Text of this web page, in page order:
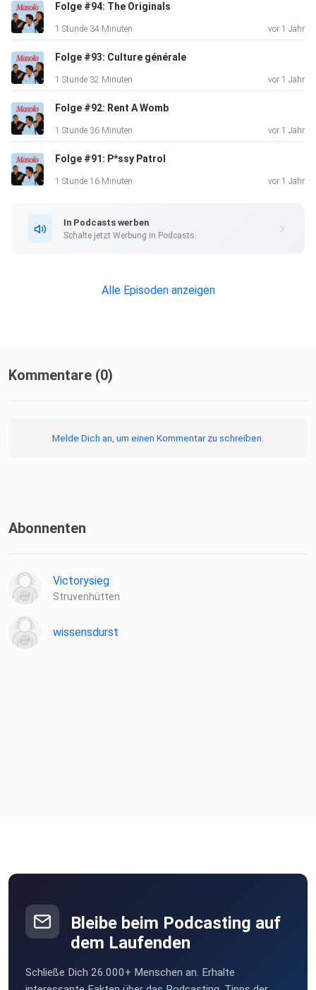
Folge #94: The Originals
1 Stunde 34 Minuten vor 1 Jahr
Folge #93: Culture générale
1 Stunde 32 Minuten vor 1 Jahr
Folge #92: Rent A Womb
1 Stunde 36 Minuten vor 1 Jahr
Folge #91: P*ssy Patrol
1 Stunde 16 Minuten vor 1 Jahr
In Podcasts werben
Schalte jetzt Werbung in Podcasts.
Alle Episoden anzeigen
Kommentare (0)
Melde Dich an, um einen Kommentar zu schreiben.
Abonnenten
Victorysieg
Struvenhütten
wissensdurst
Bleibe beim Podcasting auf
dem Laufenden
Schließe Dich 26.000+ Menschen an. Erhalte